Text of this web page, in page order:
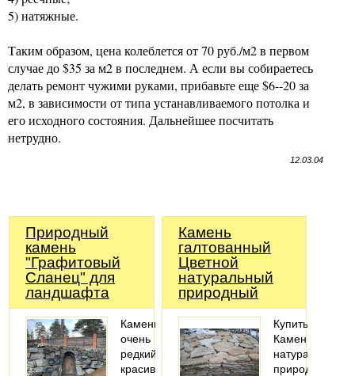
5) натяжные.
Таким образом, цена колеблется от 70 руб./м2 в первом
случае до $35 за м2 в последнем. А если вы собираетесь
делать ремонт чужими руками, прибавьте еще $6--20 за
м2, в зависимости от типа устанавливаемого потолка и
его исходного состояния. Дальнейшее посчитать
нетрудно.
12.03.04
Природный
камень
"Графитовый
Сланец" для
ландшафта
Камень
очень
редкий,
красивый
Камень
галтованный
Цветной
натуральный
природный
Купить
Камень
натуральный
природный